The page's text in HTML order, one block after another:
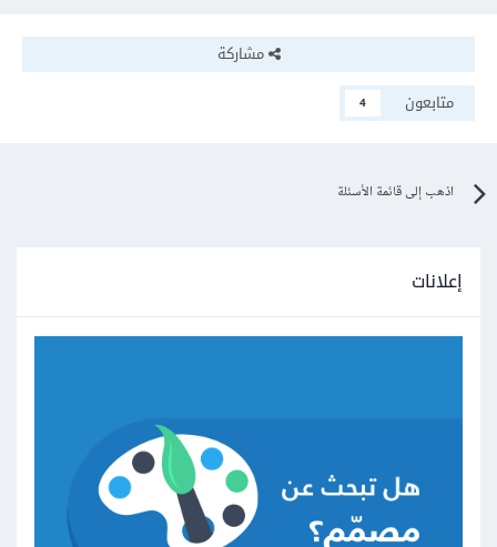
مشاركة
متابعون
4
اذهب إلى قائمة الأسئلة
إعلانات